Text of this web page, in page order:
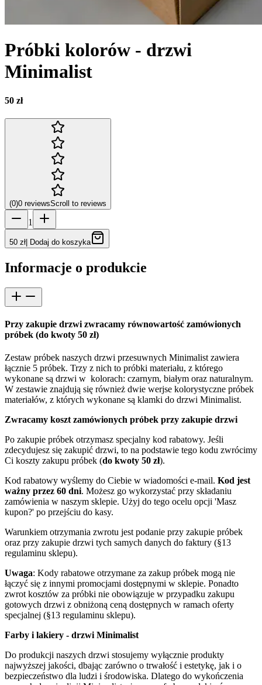
Próbki kolorów - drzwi
Minimalist
50 zł
(0)0 reviewsScroll to reviews
1
50 zł Dodaj do koszyka
Informacje o produkcie
Przy zakupie drzwi zwracamy równowartość zamówionych
próbek (do kwoty 50 zł)
Zestaw próbek naszych drzwi przesuwnych Minimalist zawiera
łącznie 5 próbek. Trzy z nich to próbki materiału, z którego
wykonane są drzwi w kolorach: czarnym, białym oraz naturalnym.
W zestawie znajdują się również dwie werjse kolorystyczne próbek
materiałów, z których wykonane są klamki do drzwi Minimalist.
Zwracamy koszt zamówionych próbek przy zakupie drzwi
Po zakupie próbek otrzymasz specjalny kod rabatowy. Jeśli
zdecydujesz się zakupić drzwi, to na podstawie tego kodu zwrócimy
Ci koszty zakupu próbek (do kwoty 50 zł).
Kod rabatowy wyślemy do Ciebie w wiadomości e-mail. Kod jest
ważny przez 60 dni. Możesz go wykorzystać przy składaniu
zamówienia w naszym sklepie. Użyj do tego ocelu opcji 'Masz
kupon?' po przejściu do kasy.
Warunkiem otrzymania zwrotu jest podanie przy zakupie próbek
oraz przy zakupie drzwi tych samych danych do faktury (§13
regulaminu sklepu).
Uwaga: Kody rabatowe otrzymane za zakup próbek mogą nie
łączyć się z innymi promocjami dostępnymi w sklepie. Ponadto
zwrot kosztów za próbki nie obowiązuje w przypadku zakupu
gotowych drzwi z obniżoną ceną dostępnych w ramach oferty
specjalnej (§13 regulaminu sklepu).
Farby i lakiery - drzwi Minimalist
Do produkcji naszych drzwi stosujemy wyłącznie produkty
najwyższej jakości, dbając zarówno o trwałość i estetykę, jak i o
bezpieczeństwo dla ludzi i środowiska. Dlatego do wykończenia